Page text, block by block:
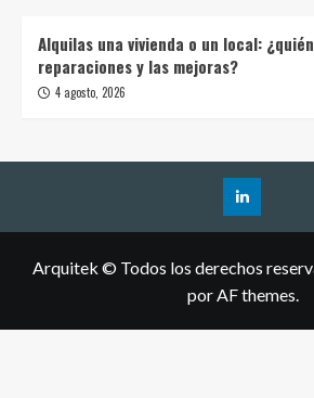
Alquilas una vivienda o un local:
reparaciones y las mejoras?
4 agosto, 2026
Arquitek © Todos los derechos
por AF themes.